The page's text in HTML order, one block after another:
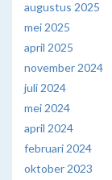
augustus 2025
mei 2025
april 2025
november 2024
juli 2024
mei 2024
april 2024
februari 2024
oktober 2023